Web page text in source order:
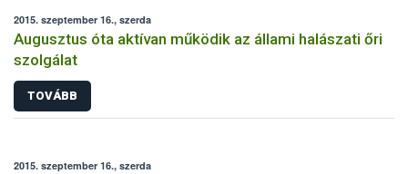
2015. szeptember 16., szerda
Augusztus óta aktívan működik az állami halászati őri
szolgálat
TOVÁBB
2015. szeptember 16., szerda